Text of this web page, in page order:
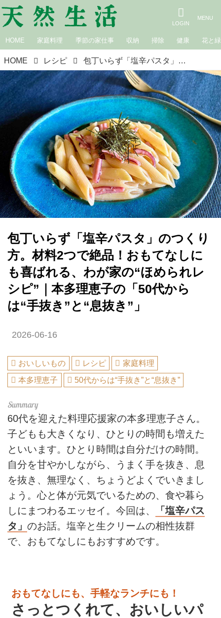
HOME 家庭料理 季節の家仕事 収納 掃除 健康 花と緑
HOME レシピ 包丁いらず「塩辛パスタ」のつくり方。材料2つで絶品！おもてなしにも喜ばれる、わが家の“ほめられレシピ”｜本多理恵子の「50代からは“手抜き”と“息抜き”」
包丁いらず「塩辛パスタ」のつくり
方。材料2つで絶品！おもてなしに
も喜ばれる、わが家の“ほめられレ
シピ”｜本多理恵子の「50代から
は“手抜き”と“息抜き”」
2026-06-16
おいしいもの レシピ
家庭料理
本多理恵子
50代からは“手抜き”と“息抜き”
60代を迎えた料理応援家の本多理恵子さん。
子どもも大きくなり、ひとりの時間も増えた
といいます。ひとり時間は自分だけの時間。
自分を甘やかしながら、うまく手を抜き、息
を抜き、無理なく、ちょうどよくでいきまし
ょう。心と体が元気でいるための、食や暮ら
しにまつわるエッセイ。今回は、
「塩辛パス
タ」 のお話。塩辛と生クリームの相性抜群
で、おもてなしにもおすすめです。
おもてなしにも、手軽なランチにも！
さっとつくれて、おいしいパ